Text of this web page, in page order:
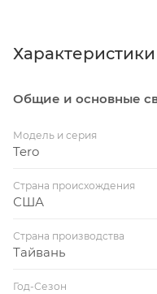
Жёсткие, но
Ground Control 2.3
любой ситуации.
не ударить в грязь
Turbo System Lock.
и включить датчик
никто кроме
Характеристики
Общие и основные
Модель и серия
Tero
Страна происхождения
США
Страна производства
Тайвань
Год-Сезон